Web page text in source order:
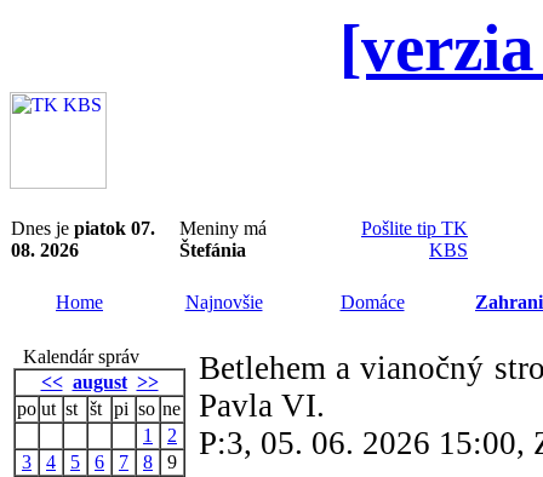
Dnes je piatok 07.
08. 2026
Meniny má
Štefánia
Pošlite tip TK
KBS
Home Najnovšie Domáce
Kalendár správ
<< august >>
po ut st št pi so ne
1
2
3
4 5 6 7 8
9
Betlehem a vianočný
Pavla VI.
P:3, 05. 06. 2026 15:00,